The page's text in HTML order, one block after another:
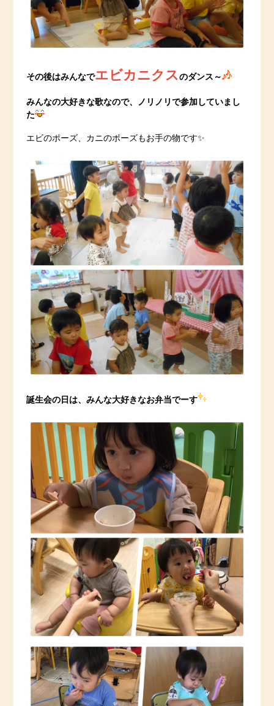
その後はみんなでエビカニクス のダンス～
みんなの大好きな歌なので、ノリノリで参加していまし
た
エビのポーズ、カニのポーズもお手の物です✨
誕生会の日は、みんな大好きなお弁当でーす